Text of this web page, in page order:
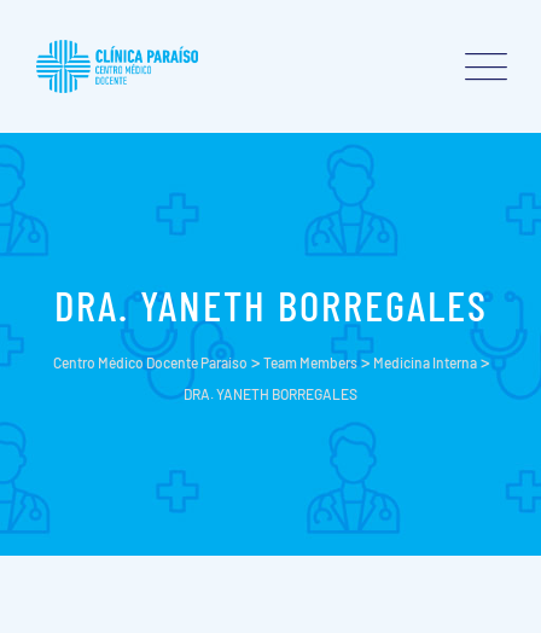
DRA. YANETH BORREGALES
Centro Médico Docente Paraíso > Team Members> Medicina Interna>
DRA. YANETH BORREGALES